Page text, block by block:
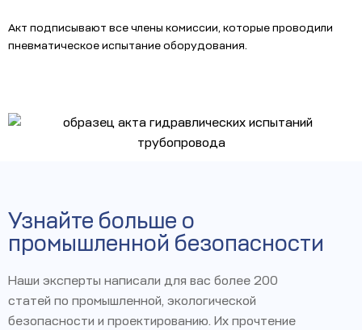
Акт подписывают все члены комиссии, которые проводили
пневматическое испытание оборудования.
Узнайте больше о
промышленной безопасности
Наши эксперты написали для вас более 200
статей по промышленной, экологической
безопасности и проектированию. Их прочтение